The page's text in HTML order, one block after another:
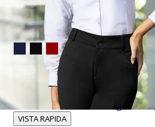
Camisa sport lisa slim fit
blanca
TU TERCERA PRENDA GRATIS
VISTA RAPIDA